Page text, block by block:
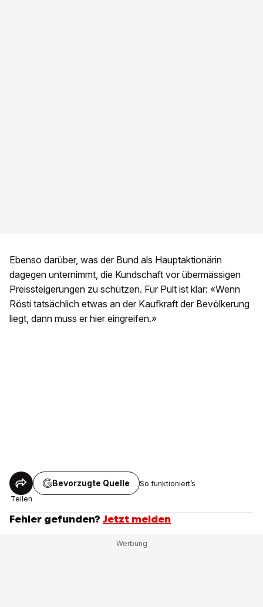
Ebenso darüber, was der Bund als Hauptaktionärin
dagegen unternimmt, die Kundschaft vor übermässigen
Preissteigerungen zu schützen. Für Pult ist klar: «Wenn
Rösti tatsächlich etwas an der Kaufkraft der Bevölkerung
liegt, dann muss er hier eingreifen.»
Teilen
Bevorzugte Quelle So funktioniert’s
Fehler gefunden? Jetzt melden